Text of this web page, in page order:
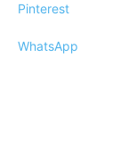
Pinterest
WhatsApp